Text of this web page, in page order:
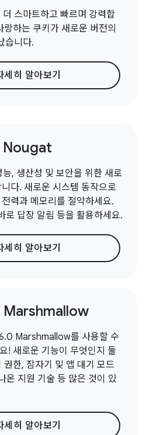
스마트하고 빠르며 강력합
랑하는 쿠키가 새로운 버전의
습니다.
세히 알아보기
, 생산성 및 보안을 위한 새로
다. 새로운 시스템 동작으로
력과 메모리를 절약하세요.
로 답장 알림 등을 활용하세요.
세히 알아보기
Marshmallow를 사용할 수
! 새로운 기능이 무엇인지 둘
권한, 잠자기 및 앱 대기 모드
온 지원 기술 등 많은 것이 있
세히 알아보기